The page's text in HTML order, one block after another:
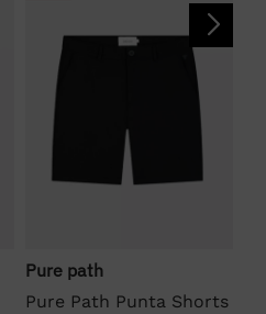
Pure path
Pure Path Punta Shorts